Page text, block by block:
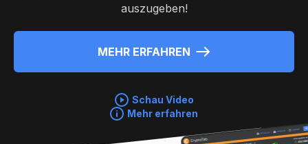
auszugeben!
MEHR ERFAHREN
Schau Video
Mehr erfahren